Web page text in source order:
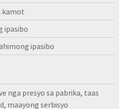
kamot
ipasibo
ipasibo
nga presyo sa pabrika, taas
maayong serbisyo